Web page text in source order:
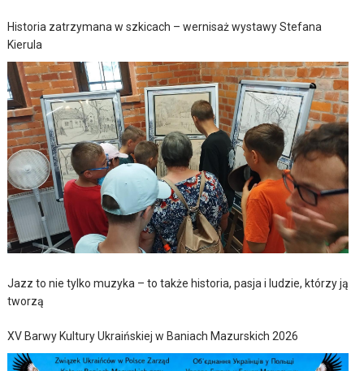
Historia zatrzymana w szkicach – wernisaż wystawy Stefana
Kierula
Jazz to nie tylko muzyka – to także historia, pasja i ludzie, którzy ją
tworzą
XV Barwy Kultury Ukraińskiej w Baniach Mazurskich 2026